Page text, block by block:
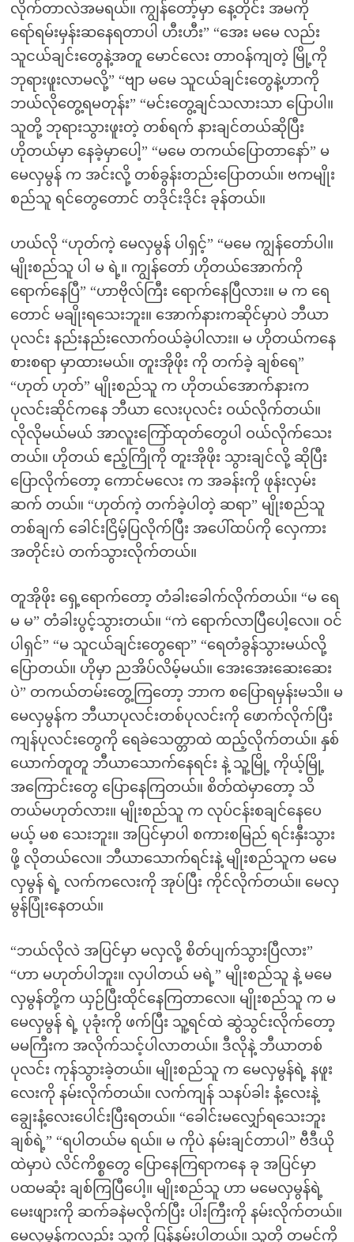
လိုက်တာလဲအမရယ်။ ကျွန်တော့်မှာ နေ့တိုင်း အမကို
ရော်ရမ်းမှန်းဆနေရတာပါ ဟီးဟီး” “အေး မမေ လည်း
သူငယ်ချင်းတွေနဲ့အတူ မောင်လေး တာဝန်ကျတဲ့ မြို့ကို
ဘုရားဖူးလာမလို့” “ဗျာ မမေ သူငယ်ချင်းတွေနဲ့ဟာကို
ဘယ်လိုတွေ့ရမတုန်း” “မင်းတွေ့ချင်သလားသာ ပြောပါ။
သူတို့ ဘုရားသွားဖူးတဲ့ တစ်ရက် နားချင်တယ်ဆိုပြီး
ဟိုတယ်မှာ နေခဲ့မှာပေါ့” “မမေ တကယ်ပြောတာနော်” မ
မေလှမွန် က အင်းလို့ တစ်ခွန်းတည်းပြောတယ်။ ဗကမျိုး
စည်သူ ရင်တွေတောင် တဒိုင်းဒိုင်း ခုန်တယ်။
ဟယ်လို “ဟုတ်ကဲ့ မေလှမွန် ပါရှင့်” “မမေ ကျွန်တော်ပါ။
မျိုးစည်သူ ပါ မ ရဲ့။ ကျွန်တော် ဟိုတယ်အောက်ကို
ရောက်နေပြီ” “ဟာဗိုလ်ကြီး ရောက်နေပြီလား။ မ က ရေ
တောင် မချိုးရသေးဘူး။ အောက်နားကဆိုင်မှာပဲ ဘီယာ
ပုလင်း နည်းနည်းလောက်ဝယ်ခဲ့ပါလား။ မ ဟိုတယ်ကနေ
စားစရာ မှာထားမယ်။ တူးအိုဖိုး ကို တက်ခဲ့ ချစ်ရေ”
“ဟုတ် ဟုတ်” မျိုးစည်သူ က ဟိုတယ်အောက်နားက
ပုလင်းဆိုင်ကနေ ဘီယာ လေးပုလင်း ဝယ်လိုက်တယ်။
လိုလိုမယ်မယ် အာလူးကြော်ထုတ်တွေပါ ဝယ်လိုက်သေး
တယ်။ ဟိုတယ် ဧည့်ကြိုကို တူးအိုဖိုး သွားချင်လို့ ဆိုပြီး
ပြောလိုက်တော့ ကောင်မလေး က အခန်းကို ဖုန်းလှမ်း
ဆက် တယ်။ “ဟုတ်ကဲ့ တက်ခဲ့ပါတဲ့ ဆရာ” မျိုးစည်သူ
တစ်ချက် ခေါင်းငြိမ့်ပြလိုက်ပြီး အပေါ်ထပ်ကို လှေကား
အတိုင်းပဲ တက်သွားလိုက်တယ်။
တူအိုဖိုး ရှေ့ရောက်တော့ တံခါးခေါက်လိုက်တယ်။ “မ ရေ
မ မ” တံခါးပွင့်သွားတယ်။ “ကဲ ရောက်လာပြီပေါ့လေ။ ဝင်
ပါရှင်” “မ သူငယ်ချင်းတွေရော” “ရေတံခွန်သွားမယ်လို့
ပြောတယ်။ ဟိုမှာ ညအိပ်လိမ့်မယ်။ အေးအေးဆေးဆေး
ပဲ” တကယ်တမ်းတွေ့ကြတော့ ဘာက စပြောရမှန်းမသိ။ မ
မေလှမွန်က ဘီယာပုလင်းတစ်ပုလင်းကို ဖောက်လိုက်ပြီး
ကျန်ပုလင်းတွေကို ရေခဲသေတ္တာထဲ ထည့်လိုက်တယ်။ နှစ်
ယောက်တူတူ ဘီယာသောက်နေရင်း နဲ့ သူ့မြို့ ကိုယ့်မြို့
အကြောင်းတွေ ပြောနေကြတယ်။ စိတ်ထဲမှာတော့ သိ
တယ်မဟုတ်လား။ မျိုးစည်သူ က လုပ်ငန်းစချင်နေပေ
မယ့် မစ သေးဘူး။ အပြင်မှာပါ စကားစမြည် ရင်းနှီးသွား
ဖို့ လိုတယ်လေ။ ဘီယာသောက်ရင်းနဲ့ မျိုးစည်သူက မမေ
လှမွန် ရဲ့ လက်ကလေးကို အုပ်ပြီး ကိုင်လိုက်တယ်။ မေလှ
မွန်ပြုံးနေတယ်။
“ဘယ်လိုလဲ အပြင်မှာ မလှလို့ စိတ်ပျက်သွားပြီလား”
“ဟာ မဟုတ်ပါဘူး။ လှပါတယ် မရဲ့” မျိုးစည်သူ နဲ့ မမေ
လှမွန်တို့က ယှဉ်ပြီးထိုင်နေကြတာလေ။ မျိုးစည်သူ က မ
မေလှမွန် ရဲ့ ပုခုံးကို ဖက်ပြီး သူ့ရင်ထဲ ဆွဲသွင်းလိုက်တော့
မမကြီးက အလိုက်သင့်ပါလာတယ်။ ဒီလိုနဲ့ ဘီယာတစ်
ပုလင်း ကုန်သွားခဲ့တယ်။ မျိုးစည်သူ က မေလှမွန်ရဲ့ နဖူး
လေးကို နမ်းလိုက်တယ်။ လက်ကျန် သနပ်ခါး နံ့လေးနဲ့
ချွေးနံ့လေးပေါင်းပြီးရတယ်။ “ခေါင်းမလျှော်ရသေးဘူး
ချစ်ရဲ့” “ရပါတယ်မ ရယ်။ မ ကိုပဲ နမ်းချင်တာပါ” ဗီဒီယို
ထဲမှာပဲ လိင်ကိစ္စတွေ ပြောနေကြရာကနေ ခု အပြင်မှာ
ပထမဆုံး ချစ်ကြပြီပေါ့။ မျိုးစည်သူ ဟာ မမေလှမွန်ရဲ့
မေးဖျားကို ဆက်ခနဲမလိုက်ပြီး ပါးကြီးကို နမ်းလိုက်တယ်။
မေလှမွန်ကလည်း သူ့ကို ပြန်နမ်းပါတယ်။ သူတို့ တမင်ကို